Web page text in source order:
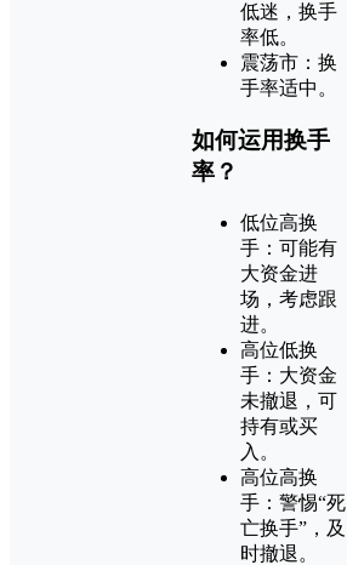
低迷，换手
率低。
震荡市：换
手率适中。
如何运用换手
率？
低位高换
手：可能有
大资金进
场，考虑跟
进。
高位低换
手：大资金
未撤退，可
持有或买
入。
高位高换
手：警惕“死
亡换手”，及
时撤退。